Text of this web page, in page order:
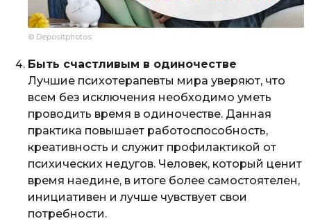
© Depositphotos
Быть счастливым в одиночестве
Лучшие психотерапевты мира уверяют, что
всем без исключения необходимо уметь
проводить время в одиночестве. Данная
практика повышает работоспособность,
креативность и служит профилактикой от
психических недугов. Человек, который ценит
время наедине, в итоге более самостоятелен,
инициативен и лучше чувствует свои
потребности.